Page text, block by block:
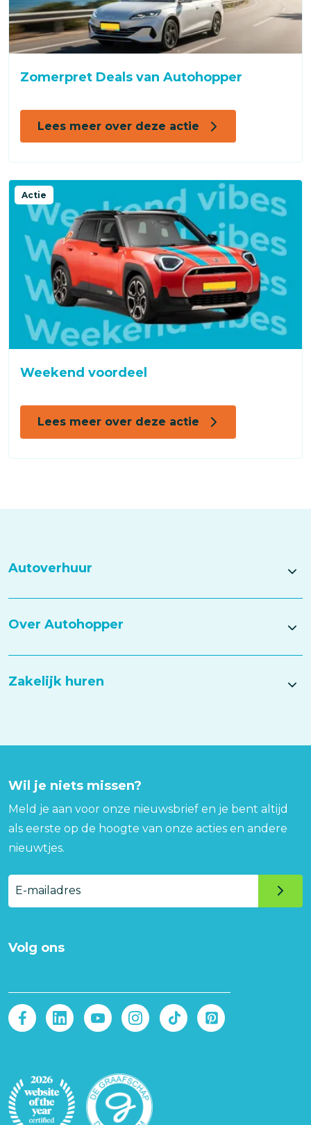
Zomerpret Deals van Autohopper
Lees meer over deze actie
Actie
Weekend voordeel
Lees meer over deze actie
Autoverhuur
Over Autohopper
Zakelijk huren
Wil je niets missen?
Meld je aan voor onze nieuwsbrief en je bent altijd
als eerste op de hoogte van onze acties en andere
nieuwtjes.
E-
mailadres
Volg ons
Afbeelding Afbeelding